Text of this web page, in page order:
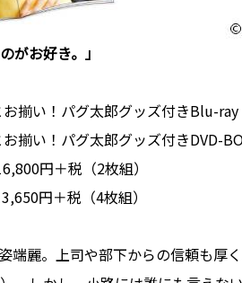
がお好き。」
お揃い！パグ太郎グッズ付きBlu-
お揃い！パグ太郎グッズ付き
円＋税（2枚組）
円＋税（4枚組）
端麗。上司や部下からの信頼も厚